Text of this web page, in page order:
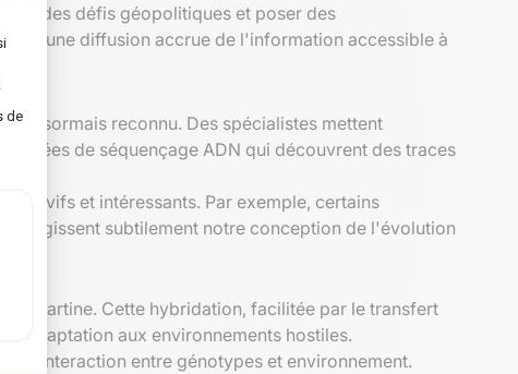
à des défis géopolitiques et poser des
et une diffusion accrue de l'information accessible à
désormais reconnu. Des spécialistes mettent
de séquençage ADN qui découvrent des traces
vifs et intéressants. Par exemple, certains
élargissent subtilement notre conception de l'évolution
spartine. Cette hybridation, facilitée par le transfert
aux environnements hostiles.
l'interaction entre génotypes et environnement.